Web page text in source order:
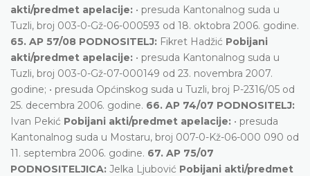
akti/predmet apelacije: • presuda Kantonalnog suda u
Tuzli, broj 003-0-Gž-06-000593 od 18. oktobra 2006. godine.
65. AP 57/08 PODNOSITELJ: Fikret Hadžić Pobijani
akti/predmet apelacije: • presuda Kantonalnog suda u
Tuzli, broj 003-0-Gž-07-000149 od 23. novembra 2007.
godine; • presuda Općinskog suda u Tuzli, broj P-2316/05 od
25. decembra 2006. godine. 66. AP 74/07 PODNOSITELJ:
Ivan Pekić Pobijani akti/predmet apelacije: • presuda
Kantonalnog suda u Mostaru, broj 007-0-Kž-06-000 090 od
11. septembra 2006. godine. 67. AP 75/07
PODNOSITELJICA: Jelka Ljubović Pobijani akti/predmet